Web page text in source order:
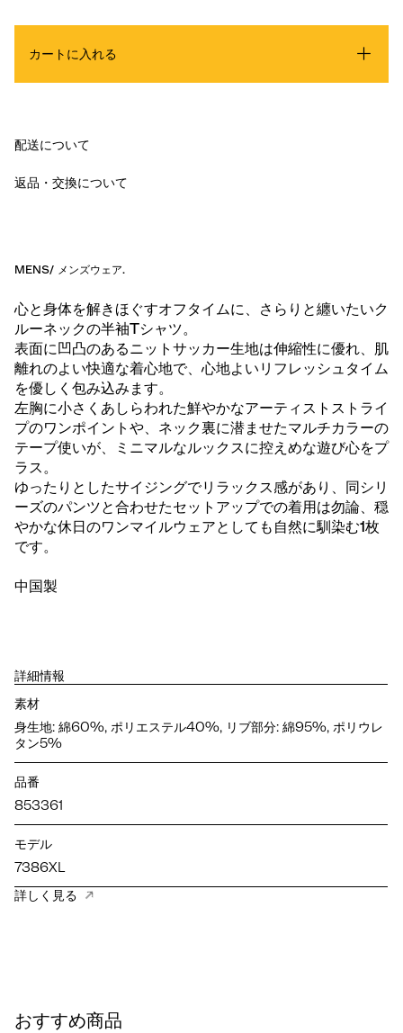
カートに入れる
配送について
返品・交換について
MENS/ メンズウェア.
心と身体を解きほぐすオフタイムに、さらりと纏いたいク
ルーネックの半袖Tシャツ。
表面に凹凸のあるニットサッカー生地は伸縮性に優れ、肌
離れのよい快適な着心地で、心地よいリフレッシュタイム
を優しく包み込みます。
左胸に小さくあしらわれた鮮やかなアーティストストライ
プのワンポイントや、ネック裏に潜ませたマルチカラーの
テープ使いが、ミニマルなルックスに控えめな遊び心をプ
ラス。
ゆったりとしたサイジングでリラックス感があり、同シリ
ーズのパンツと合わせたセットアップでの着用は勿論、穏
やかな休日のワンマイルウェアとしても自然に馴染む1枚
です。
中国製
詳細情報
素材
身生地: 綿60%, ポリエステル40%, リブ部分: 綿95%, ポリウレ
タン5%
品番
853361
モデル
7386XL
詳しく見る
おすすめ商品